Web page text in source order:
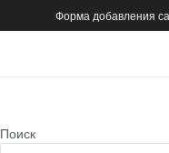
Форма добавления
Поиск